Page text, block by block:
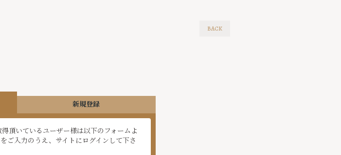
BACK
新規登録
頂いているユーザー様は以下のフォームよ
ご入力のうえ、サイトにログインして下さ